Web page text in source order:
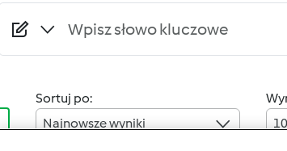
Sortuj po:
Najnowsze wyniki
10